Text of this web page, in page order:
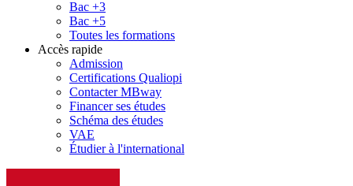
Bac +3
Bac +5
Toutes les formations
Accès rapide
Admission
Certifications Qualiopi
Contacter MBway
Financer ses études
Schéma des études
VAE
Étudier à l'international